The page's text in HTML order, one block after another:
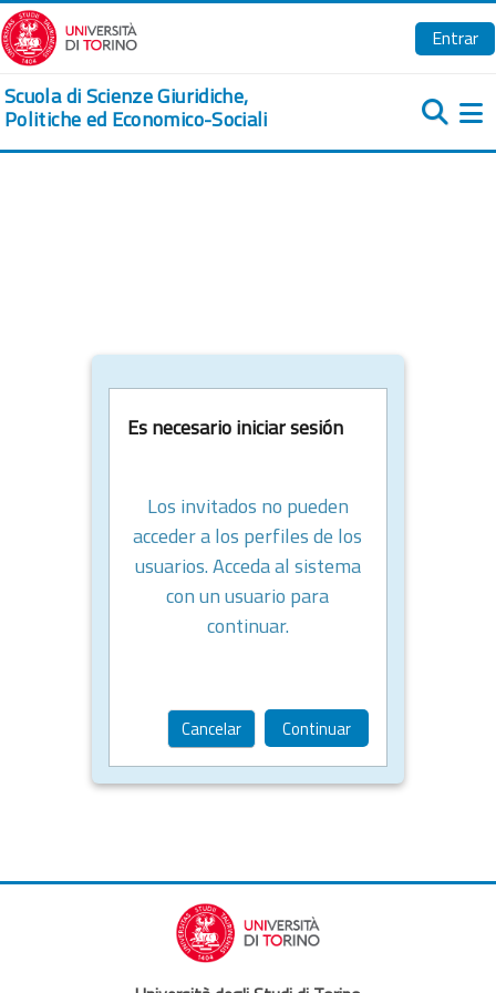
Salta al contenido principal
Entrar
Scuola di Scienze Giuridiche,
Politiche ed Economico-Sociali
Es necesario iniciar sesión
Los invitados no pueden
acceder a los perfiles de los
usuarios. Acceda al sistema
con un usuario para
continuar.
Cancelar Continuar